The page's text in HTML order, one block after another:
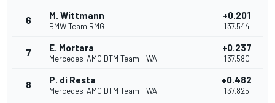
6 M. Wittmann
BMW Team RMG
+0.201
1'37.544
7 E. Mortara
Mercedes-AMG DTM Team HWA
+0.237
1'37.580
8 P. di Resta
Mercedes-AMG DTM Team HWA
+0.482
1'37.825